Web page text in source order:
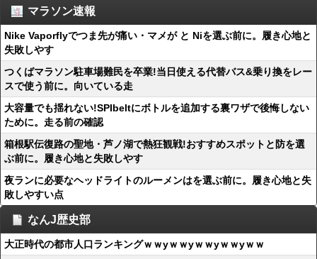
マラソン速報
Nike Vaporflyでつま先が痛い・マメが と Niを選ぶ前に。履き心地と
失敗しやす
つくばマラソン駐車場難民を卒業!当日使える代替バス&乗り換をレー
スで使う前に。向いている走
大容量でも揺れない!SPIbeltにボトルを追加する裏ワザで後悔しない
ために。走る前の確認
箱根駅伝復路の聖地・芦ノ湖で熱狂観戦!おすすめスポットと防を選
ぶ前に。履き心地と失敗しやす
夜ランに必要なヘッドライトのルーメンはを選ぶ前に。履き心地と失
敗しやすい点
なんJ歴史部
大正時代の都市人口ランキングｗｗyｗｗyｗｗyｗｗyｗｗ